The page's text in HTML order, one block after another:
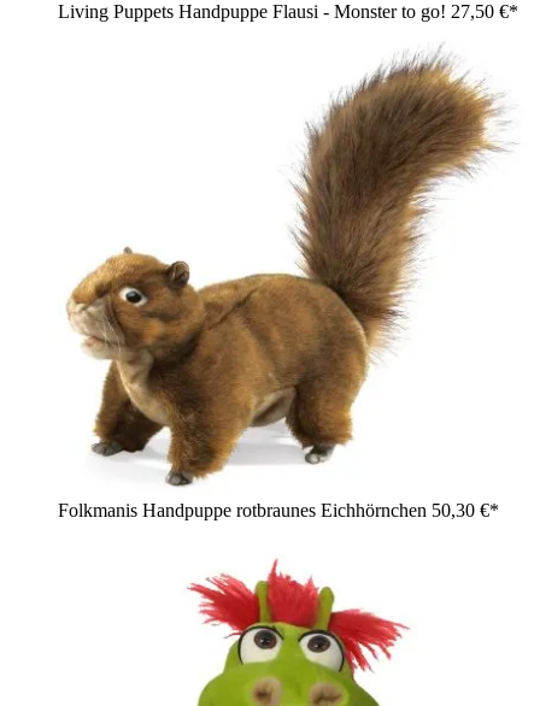
Living Puppets Handpuppe Flausi - Monster to go! 27,50 €*
Folkmanis Handpuppe rotbraunes Eichhörnchen 50,30 €*